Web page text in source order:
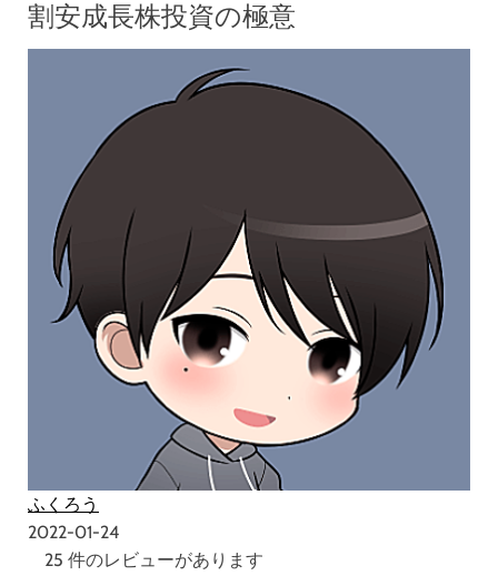
割安成長株投資の極意
ふくろう
2022-01-24
25 件のレビューがあります